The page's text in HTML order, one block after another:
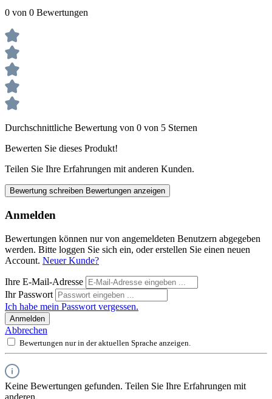
0 von 0 Bewertungen
Durchschnittliche Bewertung von 0 von 5 Sternen
Bewerten Sie dieses Produkt!
Teilen Sie Ihre Erfahrungen mit anderen Kunden.
Bewertung schreiben Bewertungen anzeigen
Anmelden
Bewertungen können nur von angemeldeten Benutzern abgegeben
werden. Bitte loggen Sie sich ein, oder erstellen Sie einen neuen
Account. Neuer Kunde?
Ihre E-Mail-Adresse
Ihr Passwort
Ich habe mein Passwort vergessen.
Anmelden
Abbrechen
Bewertungen nur in der aktuellen Sprache anzeigen.
Keine Bewertungen gefunden. Teilen Sie Ihre Erfahrungen mit
anderen.